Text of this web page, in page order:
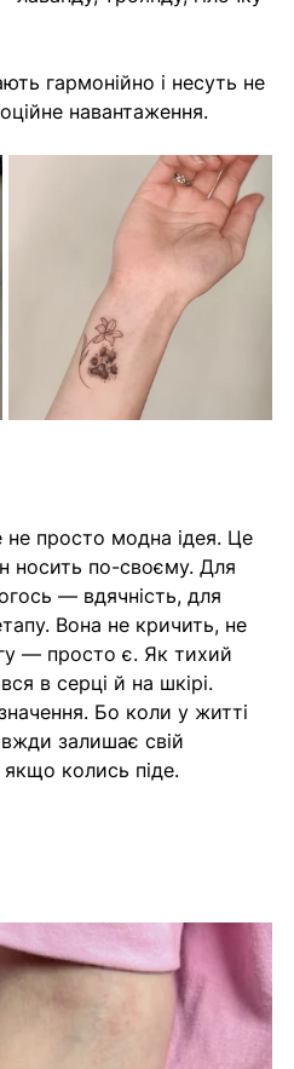
гармонійно і несуть не
навантаження.
просто модна ідея. Це
носить по-своєму. Для
— вдячність, для
Вона не кричить, не
— просто є. Як тихий
в серці й на шкірі.
Бо коли у житті
залишає свій
колись піде.